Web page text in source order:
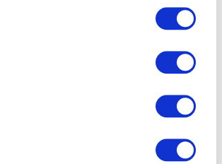
administrer les oméga-3,